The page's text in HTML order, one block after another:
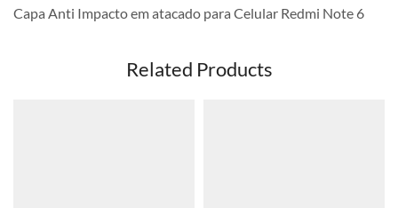
Capa Anti Impacto em atacado para Celular Redmi Note 6
Related Products